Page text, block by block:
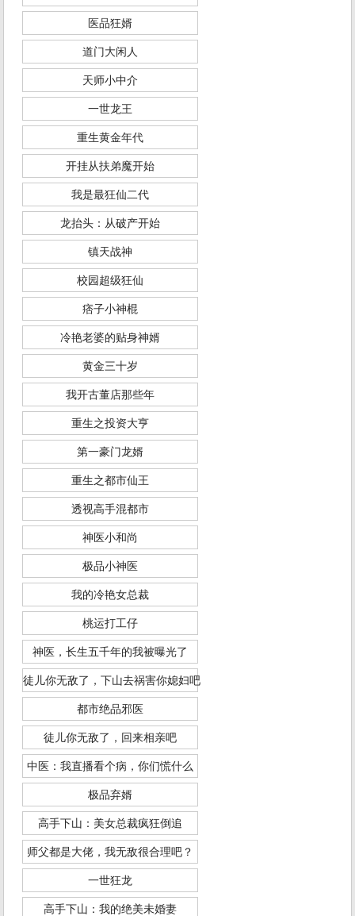
医品狂婿
道门大闲人
天师小中介
一世龙王
重生黄金年代
开挂从扶弟魔开始
我是最狂仙二代
龙抬头：从破产开始
镇天战神
校园超级狂仙
痞子小神棍
冷艳老婆的贴身神婿
黄金三十岁
我开古董店那些年
重生之投资大亨
第一豪门龙婿
重生之都市仙王
透视高手混都市
神医小和尚
极品小神医
我的冷艳女总裁
桃运打工仔
神医，长生五千年的我被曝光了
徒儿你无敌了，下山去祸害你媳妇吧
都市绝品邪医
徒儿你无敌了，回来相亲吧
中医：我直播看个病，你们慌什么
极品弃婿
高手下山：美女总裁疯狂倒追
师父都是大佬，我无敌很合理吧？
一世狂龙
高手下山：我的绝美未婚妻